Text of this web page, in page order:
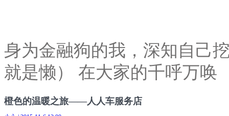
身为金融狗的我，深知自己
就是懒） 在大家的千呼万唤
橙色的温暖之旅——人人车服务店